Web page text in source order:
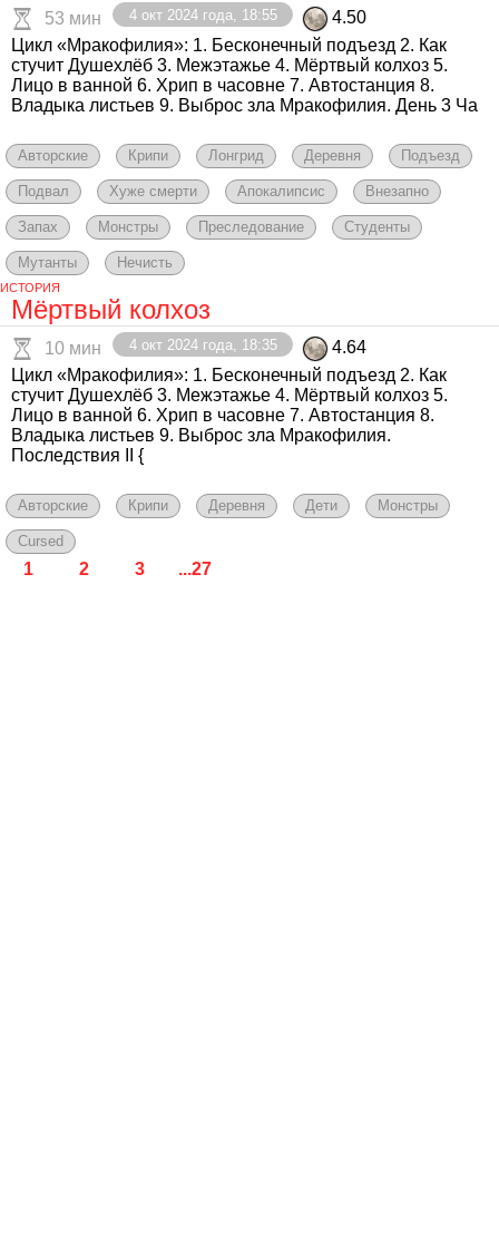
53 мин 4 окт 2024 года, 18:55
4.50
Цикл «Мракофилия»: 1. Бесконечный подъезд 2. Как
стучит Душехлёб 3. Межэтажье 4. Мёртвый колхоз 5.
Лицо в ванной 6. Хрип в часовне 7. Автостанция 8.
Владыка листьев 9. Выброс зла Мракофилия. День 3 Ча
Авторские Крипи Лонгрид Деревня Подъезд
Подвал Хуже смерти Апокалипсис Внезапно
Запах Монстры Преследование Студенты
Мутанты Нечисть
ИСТОРИЯ
Мёртвый колхоз
10 мин 4 окт 2024 года, 18:35
4.64
Цикл «Мракофилия»: 1. Бесконечный подъезд 2. Как
стучит Душехлёб 3. Межэтажье 4. Мёртвый колхоз 5.
Лицо в ванной 6. Хрип в часовне 7. Автостанция 8.
Владыка листьев 9. Выброс зла Мракофилия.
Последствия II {
Авторские Крипи Деревня Дети Монстры
Cursed
1 2 3 ...27